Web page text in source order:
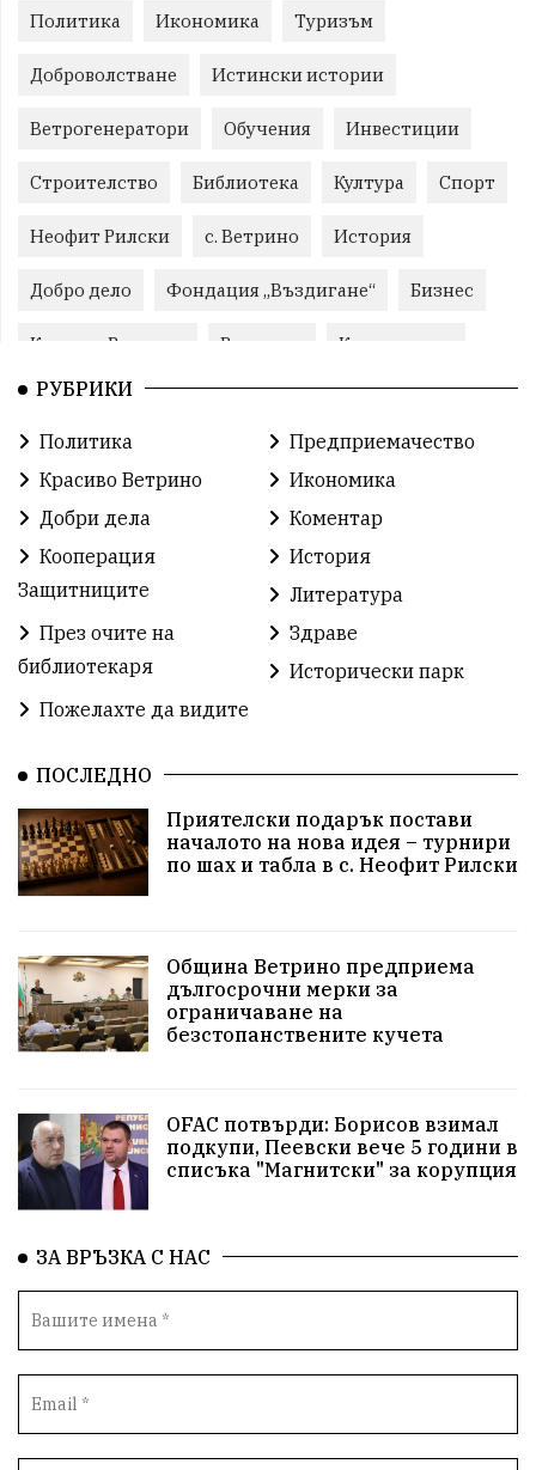
Политика Икономика Туризъм
Доброволстване Истински истории
Ветрогенератори Обучения Инвестиции
Строителство Библиотека Култура Спорт
Неофит Рилски с. Ветрино История
Добро дело Фондация „Въздигане“ Бизнес
Красиво Ветрино Развитие Криминално
Фондация Въздигане
Автосъбитие Празници Розариумът
Партия "Величие" Здраве
СУ „Христо Ботев“ – Ветрино Вълчи дол
Предстоящи Доброволчески дейности
Забавления Второ българско царство
Храна от село Лична инициатива
Здравословно Изкуство Заедно за България
Актуално Образователно
Красиво Ветрино защитниците
Детски лагер Вяра Евроатлантизъм
Народно читалище Изобразително изкуство
български художници
Семейство Новости Български Юнак
Възстановки
РУБРИКИ
Политика
Предприемачество
Красиво Ветрино
Икономика
Добри дела
Коментар
Кооперация
Защитниците
История
Литература
През очите на
библиотекаря
Здраве
Исторически парк
Пожелахте да видите
ПОСЛЕДНО
Приятелски подарък постави
началото на нова идея – турнири
по шах и табла в с. Неофит Рилски
Община Ветрино предприема
дългосрочни мерки за
ограничаване на
безстопанствените кучета
OFAC потвърди: Борисов взимал
подкупи, Пеевски вече 5 години в
списъка "Магнитски" за корупция
ЗА ВРЪЗКА С НАС